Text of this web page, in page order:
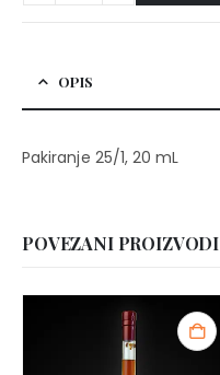
OPIS
Pakiranje 25/1, 20 mL
POVEZANI PROIZVODI